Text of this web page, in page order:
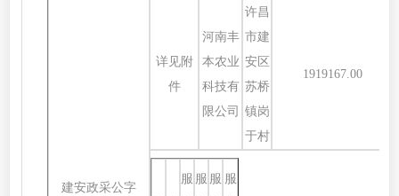
建安政采公字
详见附
件
河南丰
本农业
科技有
限公司
许昌
市建
安区
苏桥
镇岗
于村
1919167.00
服 服 服 服